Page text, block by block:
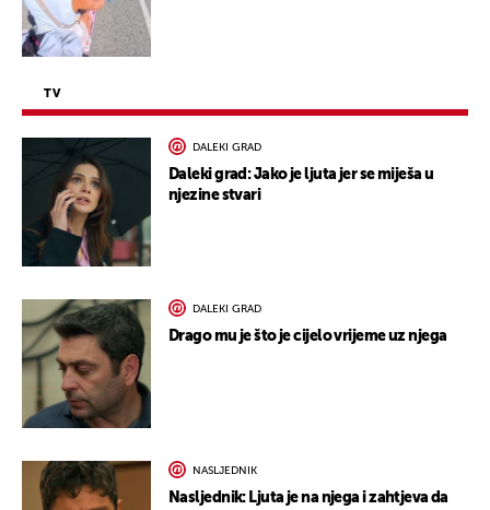
TV
DALEKI GRAD
Daleki grad: Jako je ljuta jer se miješa u
njezine stvari
DALEKI GRAD
Drago mu je što je cijelo vrijeme uz njega
NASLJEDNIK
Nasljednik: Ljuta je na njega i zahtjeva da